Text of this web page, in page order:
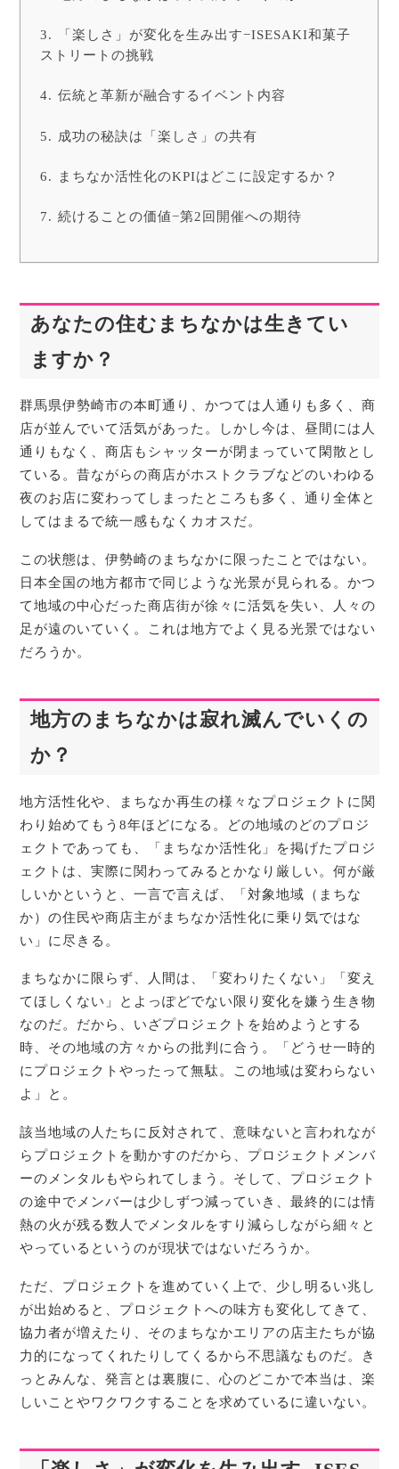
「楽しさ」が変化を生み出す−ISESAKI和菓子
ストリートの挑戦
伝統と革新が融合するイベント内容
成功の秘訣は「楽しさ」の共有
まちなか活性化のKPIはどこに設定するか？
続けることの価値−第2回開催への期待
あなたの住むまちなかは生きてい
ますか？
群馬県伊勢崎市の本町通り、かつては人通りも多く、商
店が並んでいて活気があった。しかし今は、昼間には人
通りもなく、商店もシャッターが閉まっていて閑散とし
ている。昔ながらの商店がホストクラブなどのいわゆる
夜のお店に変わってしまったところも多く、通り全体と
してはまるで統一感もなくカオスだ。
この状態は、伊勢崎のまちなかに限ったことではない。
日本全国の地方都市で同じような光景が見られる。かつ
て地域の中心だった商店街が徐々に活気を失い、人々の
足が遠のいていく。これは地方でよく見る光景ではない
だろうか。
地方のまちなかは寂れ滅んでいくの
か？
地方活性化や、まちなか再生の様々なプロジェクトに関
わり始めてもう8年ほどになる。どの地域のどのプロジ
ェクトであっても、「まちなか活性化」を掲げたプロジ
ェクトは、実際に関わってみるとかなり厳しい。何が厳
しいかというと、一言で言えば、「対象地域（まちな
か）の住民や商店主がまちなか活性化に乗り気ではな
い」に尽きる。
まちなかに限らず、人間は、「変わりたくない」「変え
てほしくない」とよっぽどでない限り変化を嫌う生き物
なのだ。だから、いざプロジェクトを始めようとする
時、その地域の方々からの批判に合う。「どうせ一時的
にプロジェクトやったって無駄。この地域は変わらない
よ」と。
該当地域の人たちに反対されて、意味ないと言われなが
らプロジェクトを動かすのだから、プロジェクトメンバ
ーのメンタルもやられてしまう。そして、プロジェクト
の途中でメンバーは少しずつ減っていき、最終的には情
熱の火が残る数人でメンタルをすり減らしながら細々と
やっているというのが現状ではないだろうか。
ただ、プロジェクトを進めていく上で、少し明るい兆し
が出始めると、プロジェクトへの味方も変化してきて、
協力者が増えたり、そのまちなかエリアの店主たちが協
力的になってくれたりしてくるから不思議なものだ。き
っとみんな、発言とは裏腹に、心のどこかで本当は、楽
しいことやワクワクすることを求めているに違いない。